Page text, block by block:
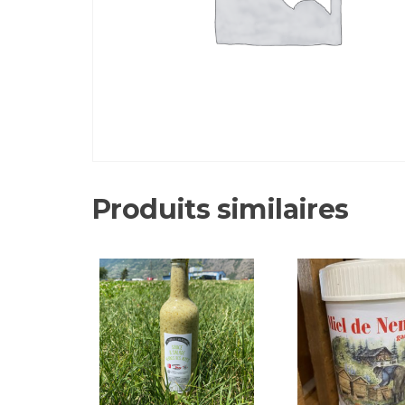
Produits similaires